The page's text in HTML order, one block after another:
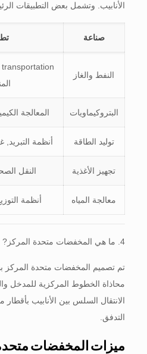
الأنابيب. وتشمل بعض التطبيقات
صناعة
النفط والغاز
transportation
البتروكيماويات المعالجة
توليد الطاقة أنظمة التبريد,
تجهيز الأغذية النقل
معالجة المياه أنظمة
4. ما هي المخفضات متحدة المركز?
تم تصميم المخفضات متحدة المركز
محاذاة الخطوط المركزية للمدخل
الانتقال السلس بين الأنابيب
التدفق.
ميزات المخفضات